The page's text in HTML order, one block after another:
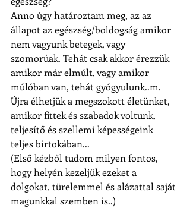
Anno úgy határoztam meg, az az
állapot az egészség/boldogság amikor
nem vagyunk betegek, vagy
szomorúak. Tehát csak akkor érezzük
amikor már elmúlt, vagy amikor
múlóban van, tehát gyógyulunk..m.
Újra élhetjük a megszokott életünket,
amikor fittek és szabadok voltunk,
teljesítő és szellemi képességeink
teljes birtokában...
(Első kézből tudom milyen fontos,
hogy helyén kezeljük ezeket a
dolgokat, türelemmel és alázattal saját
magunkkal szemben is..)